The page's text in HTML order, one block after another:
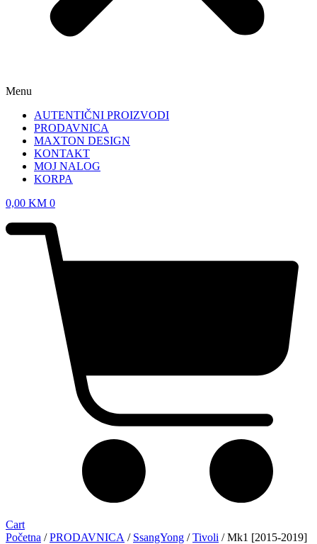
Menu
AUTENTIČNI PROIZVODI
PRODAVNICA
MAXTON DESIGN
KONTAKT
MOJ NALOG
KORPA
0,00 KM 0
Cart
Početna /PRODAVNICA / SsangYong /Tivoli / Mk1 [2015-2019]